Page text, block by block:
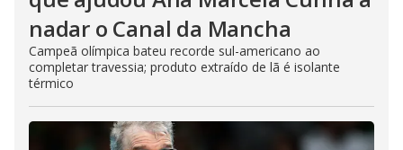
nadar o Canal da Mancha
Campeã olímpica bateu recorde sul-americano ao
completar travessia; produto extraído de lã é isolante
térmico